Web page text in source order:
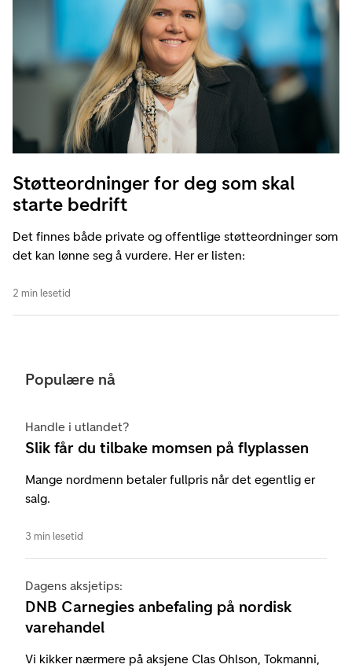
Støtteordninger for deg som skal
starte bedrift
Det finnes både private og offentlige støtteordninger som
det kan lønne seg å vurdere. Her er listen:
2 min lesetid
Populære nå
Handle i utlandet?
Slik får du tilbake momsen på flyplassen
Mange nordmenn betaler fullpris når det egentlig er
salg.
3 min lesetid
Dagens aksjetips:
DNB Carnegies anbefaling på nordisk
varehandel
Vi kikker nærmere på aksjene Clas Ohlson, Tokmanni,